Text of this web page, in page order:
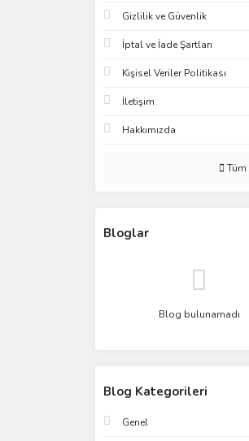
Gizlilik ve Güvenlik
İptal ve İade Şartları
Kişisel Veriler Politikası
İletişim
Hakkımızda
Bloglar
Blog bulunamadı
Blog Kategorileri
Genel